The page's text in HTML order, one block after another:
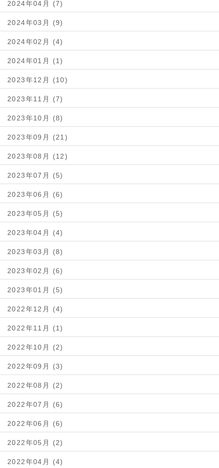
2024年04月 (7)
2024年03月 (9)
2024年02月 (4)
2024年01月 (1)
2023年12月 (10)
2023年11月 (7)
2023年10月 (8)
2023年09月 (21)
2023年08月 (12)
2023年07月 (5)
2023年06月 (6)
2023年05月 (5)
2023年04月 (4)
2023年03月 (8)
2023年02月 (6)
2023年01月 (5)
2022年12月 (4)
2022年11月 (1)
2022年10月 (2)
2022年09月 (3)
2022年08月 (2)
2022年07月 (6)
2022年06月 (6)
2022年05月 (2)
2022年04月 (4)